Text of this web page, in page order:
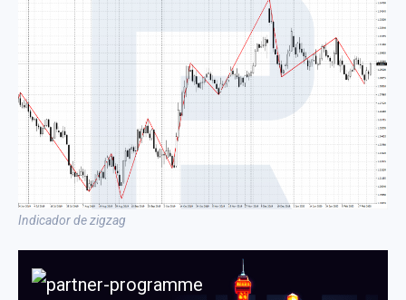
Indicador de zigzag